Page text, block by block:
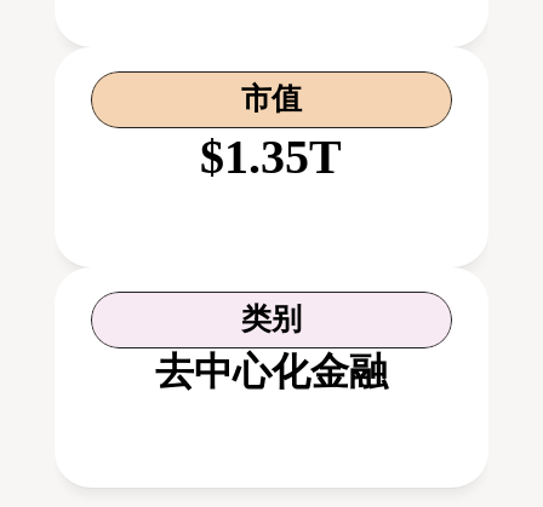
市值
$1.35T
类别
去中心化金融